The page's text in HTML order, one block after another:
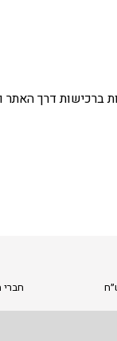
ברכישות דרך
חברי